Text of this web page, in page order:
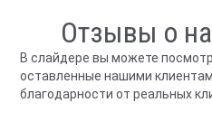
Отзывы о
В слайдере вы можете
оставленные нашими
благодарности от реальных